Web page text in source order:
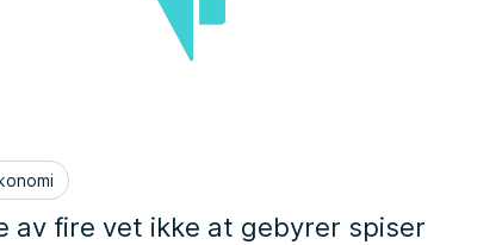
av fire vet ikke at gebyrer spiser